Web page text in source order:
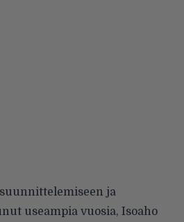
ja
useampia vuosia, Isoaho